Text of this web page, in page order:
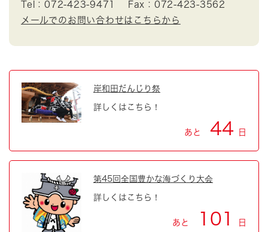
Tel：072-423-9471
Fax：072-423-3562
メールでのお問い合わせはこちらから
岸和田だんじり祭
詳しくはこちら！
あと 44 日
第45回全国豊かな海づくり大会
詳しくはこちら！
あと 101 日